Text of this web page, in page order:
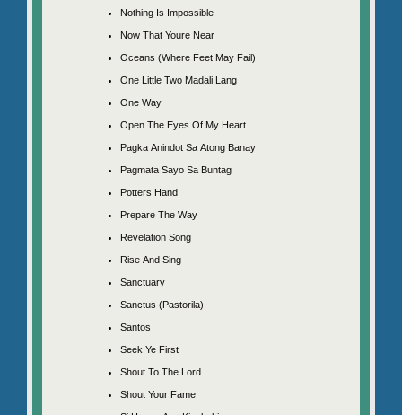
Nothing Is Impossible
Now That Youre Near
Oceans (Where Feet May Fail)
One Little Two Madali Lang
One Way
Open The Eyes Of My Heart
Pagka Anindot Sa Atong Banay
Pagmata Sayo Sa Buntag
Potters Hand
Prepare The Way
Revelation Song
Rise And Sing
Sanctuary
Sanctus (Pastorila)
Santos
Seek Ye First
Shout To The Lord
Shout Your Fame